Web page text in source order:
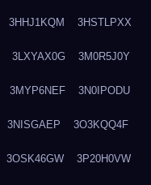
3HHJ1KQM 3HSTLPXX
3LXYAX0G 3M0R5J0Y
3MYP6NEF 3N0IPODU
3NISGAEP 3O3KQQ4F
3OSK46GW 3P20H0VW